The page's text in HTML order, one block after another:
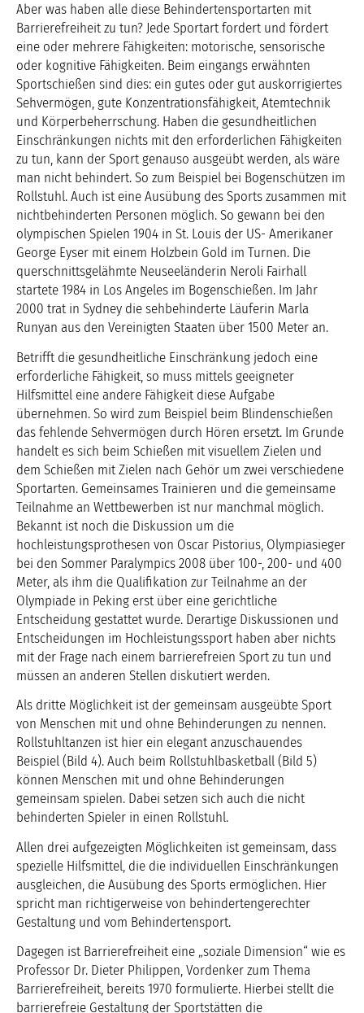
Aber was haben alle diese Behindertensportarten mit
Barrierefreiheit zu tun? Jede Sportart fordert und fördert
eine oder mehrere Fähigkeiten: motorische, sensorische
oder kognitive Fähigkeiten. Beim eingangs erwähnten
Sportschießen sind dies: ein gutes oder gut auskorrigiertes
Sehvermögen, gute Konzentrationsfähigkeit, Atemtechnik
und Körperbeherrschung. Haben die gesundheitlichen
Einschränkungen nichts mit den erforderlichen Fähigkeiten
zu tun, kann der Sport genauso ausgeübt werden, als wäre
man nicht behindert. So zum Beispiel bei Bogenschützen im
Rollstuhl. Auch ist eine Ausübung des Sports zusammen mit
nichtbehinderten Personen möglich. So gewann bei den
olympischen Spielen 1904 in St. Louis der US- Amerikaner
George Eyser mit einem Holzbein Gold im Turnen. Die
querschnittsgelähmte Neuseeländerin Neroli Fairhall
startete 1984 in Los Angeles im Bogenschießen. Im Jahr
2000 trat in Sydney die sehbehinderte Läuferin Marla
Runyan aus den Vereinigten Staaten über 1500 Meter an.
Betrifft die gesundheitliche Einschränkung jedoch eine
erforderliche Fähigkeit, so muss mittels geeigneter
Hilfsmittel eine andere Fähigkeit diese Aufgabe
übernehmen. So wird zum Beispiel beim Blindenschießen
das fehlende Sehvermögen durch Hören ersetzt. Im Grunde
handelt es sich beim Schießen mit visuellem Zielen und
dem Schießen mit Zielen nach Gehör um zwei verschiedene
Sportarten. Gemeinsames Trainieren und die gemeinsame
Teilnahme an Wettbewerben ist nur manchmal möglich.
Bekannt ist noch die Diskussion um die
hochleistungsprothesen von Oscar Pistorius, Olympiasieger
bei den Sommer Paralympics 2008 über 100-, 200- und 400
Meter, als ihm die Qualifikation zur Teilnahme an der
Olympiade in Peking erst über eine gerichtliche
Entscheidung gestattet wurde. Derartige Diskussionen und
Entscheidungen im Hochleistungssport haben aber nichts
mit der Frage nach einem barrierefreien Sport zu tun und
müssen an anderen Stellen diskutiert werden.
Als dritte Möglichkeit ist der gemeinsam ausgeübte Sport
von Menschen mit und ohne Behinderungen zu nennen.
Rollstuhltanzen ist hier ein elegant anzuschauendes
Beispiel (Bild 4). Auch beim Rollstuhlbasketball (Bild 5)
können Menschen mit und ohne Behinderungen
gemeinsam spielen. Dabei setzen sich auch die nicht
behinderten Spieler in einen Rollstuhl.
Allen drei aufgezeigten Möglichkeiten ist gemeinsam, dass
spezielle Hilfsmittel, die die individuellen Einschränkungen
ausgleichen, die Ausübung des Sports ermöglichen. Hier
spricht man richtigerweise von behindertengerechter
Gestaltung und vom Behindertensport.
Dagegen ist Barrierefreiheit eine „soziale Dimension“ wie es
Professor Dr. Dieter Philippen, Vordenker zum Thema
Barrierefreiheit, bereits 1970 formulierte. Hierbei stellt die
barrierefreie Gestaltung der Sportstätten die